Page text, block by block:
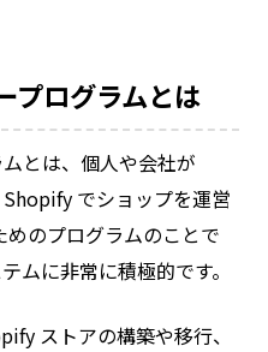
プログラムとは
とは、個人や会社が
でショップを運営
のプログラムのことで
ムに非常に積極的です。
ストアの構築や移行、